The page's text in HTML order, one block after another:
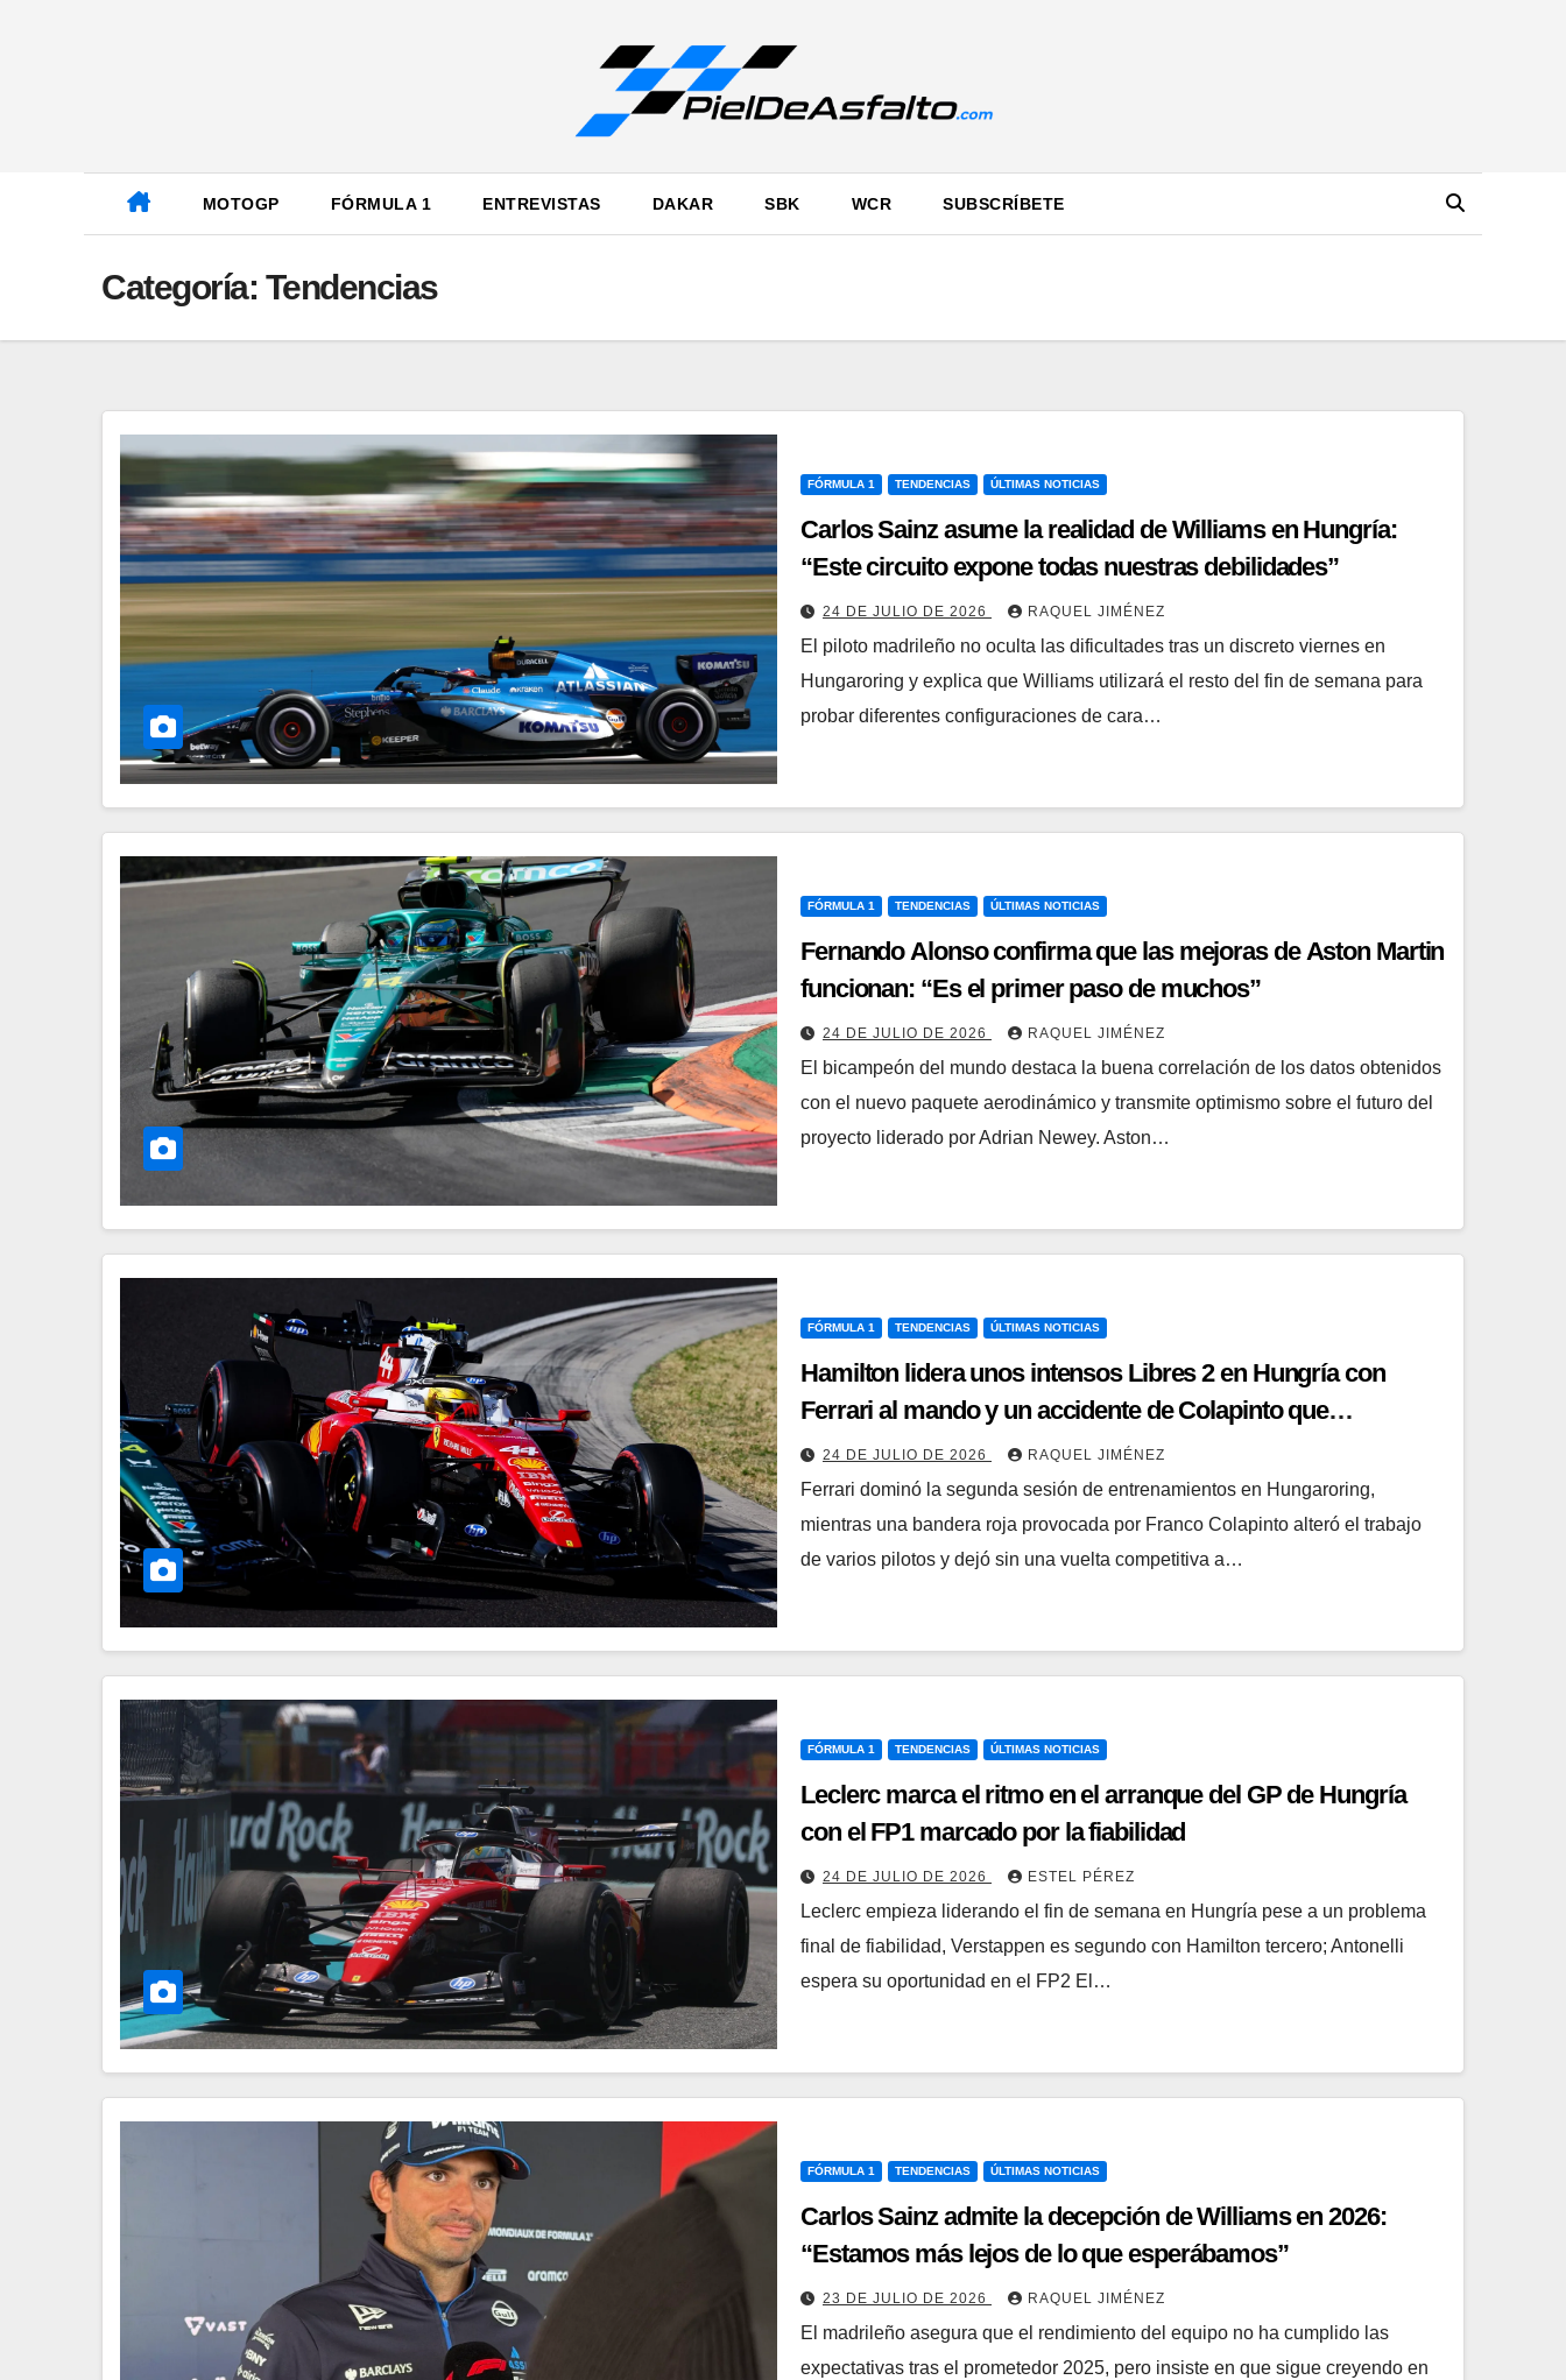
MOTOGP FÓRMULA 1 ENTREVISTAS DAKAR SBK WCR SUBSCRÍBETE
Categoría: Tendencias
FÓRMULA 1 TENDENCIAS ÚLTIMAS NOTICIAS
Carlos Sainz asume la realidad de Williams en Hungría:
“Este circuito expone todas nuestras debilidades”
24 DE JULIO DE 2026 RAQUEL JIMÉNEZ
El piloto madrileño no oculta las dificultades tras un discreto viernes en
Hungaroring y explica que Williams utilizará el resto del fin de semana para
probar diferentes configuraciones de cara…
FÓRMULA 1 TENDENCIAS ÚLTIMAS NOTICIAS
Fernando Alonso confirma que las mejoras de Aston Martin
funcionan: “Es el primer paso de muchos”
24 DE JULIO DE 2026 RAQUEL JIMÉNEZ
El bicampeón del mundo destaca la buena correlación de los datos obtenidos
con el nuevo paquete aerodinámico y transmite optimismo sobre el futuro del
proyecto liderado por Adrian Newey. Aston…
FÓRMULA 1 TENDENCIAS ÚLTIMAS NOTICIAS
Hamilton lidera unos intensos Libres 2 en Hungría con
Ferrari al mando y un accidente de Colapinto que
condiciona la sesión
24 DE JULIO DE 2026 RAQUEL JIMÉNEZ
Ferrari dominó la segunda sesión de entrenamientos en Hungaroring,
mientras una bandera roja provocada por Franco Colapinto alteró el trabajo
de varios pilotos y dejó sin una vuelta competitiva a…
FÓRMULA 1 TENDENCIAS ÚLTIMAS NOTICIAS
Leclerc marca el ritmo en el arranque del GP de Hungría
con el FP1 marcado por la fiabilidad
24 DE JULIO DE 2026 ESTEL PÉREZ
Leclerc empieza liderando el fin de semana en Hungría pese a un problema
final de fiabilidad, Verstappen es segundo con Hamilton tercero; Antonelli
espera su oportunidad en el FP2 El…
FÓRMULA 1 TENDENCIAS ÚLTIMAS NOTICIAS
Carlos Sainz admite la decepción de Williams en 2026:
“Estamos más lejos de lo que esperábamos”
23 DE JULIO DE 2026 RAQUEL JIMÉNEZ
El madrileño asegura que el rendimiento del equipo no ha cumplido las
expectativas tras el prometedor 2025, pero insiste en que sigue creyendo en